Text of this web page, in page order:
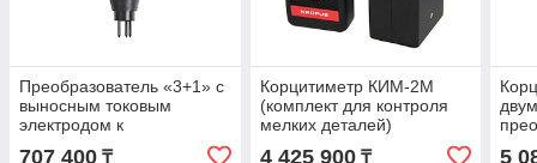
Преобразователь «3+1» с
выносным токовым
электродом к
трещиномеру 281М
707 400 ₸
Корцитиметр КИМ-2М
(комплект для контроля
мелких деталей)
4 425 900₸ 5